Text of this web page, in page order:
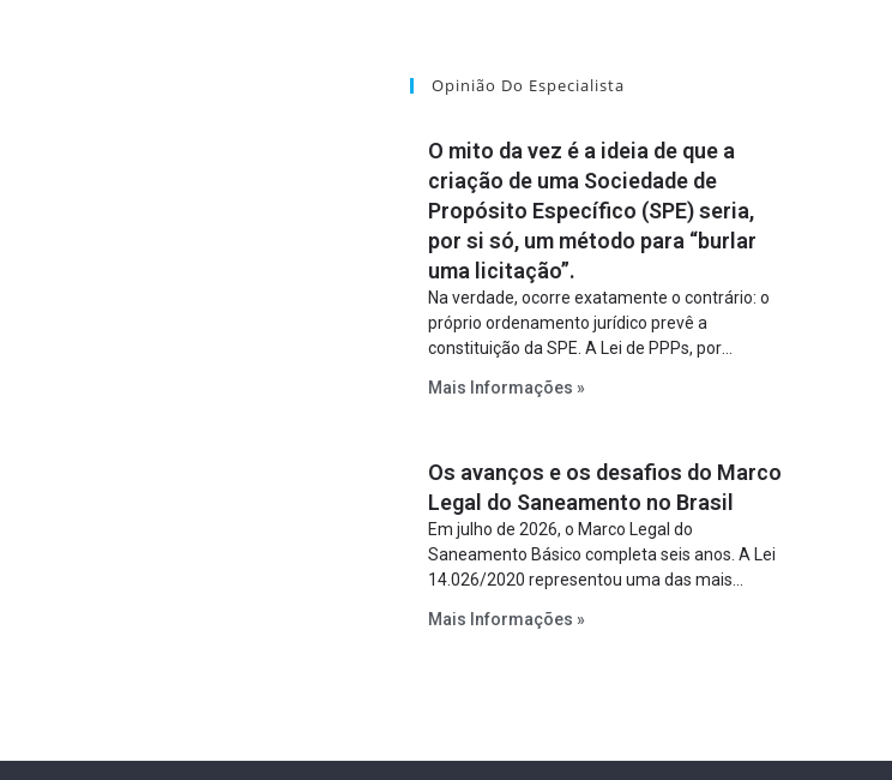
Opinião Do Especialista
O mito da vez é a ideia de que a
criação de uma Sociedade de
Propósito Específico (SPE) seria,
por si só, um método para “burlar
uma licitação”.
Na verdade, ocorre exatamente o contrário: o
próprio ordenamento jurídico prevê a
constituição da SPE. A Lei de PPPs, por
constitua uma SPE para implantar e gerir o
Lei de Concessões, a figura é facultativa e
sujeita a uma escolha racional de projeto a
projeto.
Mais Informações »
Os avanços e os desafios do Marco
Legal do Saneamento no Brasil
Em julho de 2026, o Marco Legal do
Saneamento Básico completa seis anos. A Lei
14.026/2020 representou uma das mais
estabelecer metas claras para a
mecanismos voltados à segurança jurídica dos
Mais Informações »